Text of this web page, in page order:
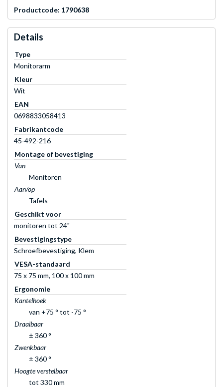
Productcode: 1790638
Details
Type
Monitorarm
Kleur
Wit
EAN
0698833058413
Fabrikantcode
45-492-216
Montage of bevestiging
Van
Monitoren
Aan/op
Tafels
Geschikt voor
monitoren tot 24"
Bevestigingstype
Schroefbevestiging, Klem
VESA-standaard
75 x 75 mm, 100 x 100 mm
Ergonomie
Kantelhoek
van +75 ° tot -75 °
Draaibaar
± 360 °
Zwenkbaar
± 360 °
Hoogte verstelbaar
tot 330 mm